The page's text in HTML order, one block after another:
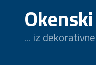
... iz